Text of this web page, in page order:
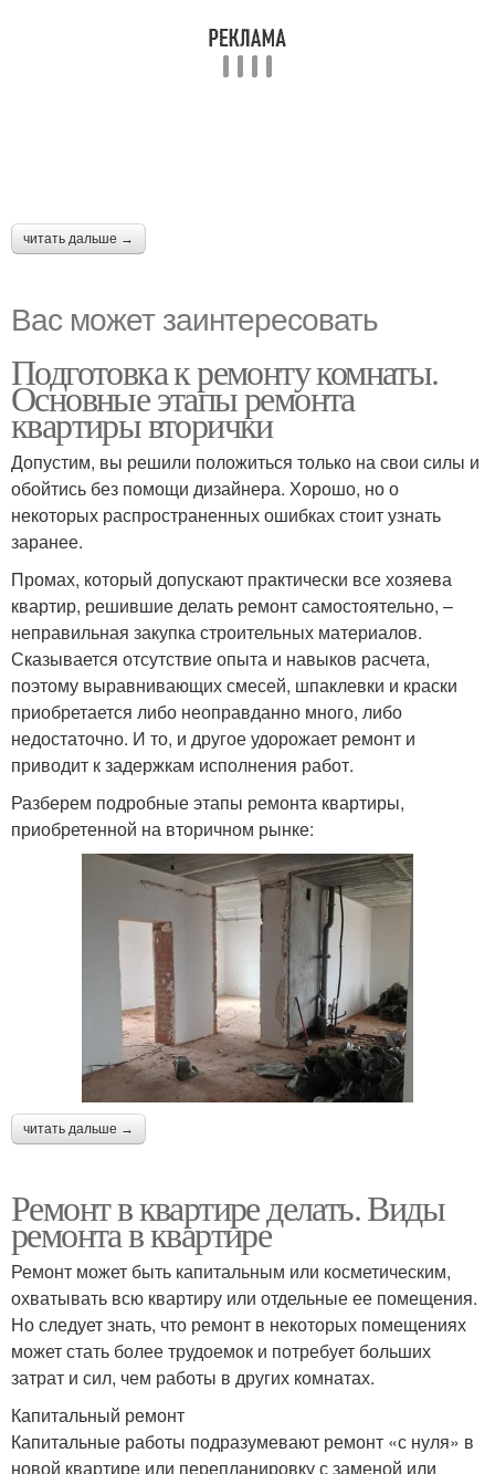
читать дальше →
Вас может заинтересовать
Подготовка к ремонту комнаты.
Основные этапы ремонта
квартиры вторички
Допустим, вы решили положиться только на свои силы и
обойтись без помощи дизайнера. Хорошо, но о
некоторых распространенных ошибках стоит узнать
заранее.
Промах, который допускают практически все хозяева
квартир, решившие делать ремонт самостоятельно, –
неправильная закупка строительных материалов.
Сказывается отсутствие опыта и навыков расчета,
поэтому выравнивающих смесей, шпаклевки и краски
приобретается либо неоправданно много, либо
недостаточно. И то, и другое удорожает ремонт и
приводит к задержкам исполнения работ.
Разберем подробные этапы ремонта квартиры,
приобретенной на вторичном рынке:
читать дальше →
Ремонт в квартире делать. Виды
ремонта в квартире
Ремонт может быть капитальным или косметическим,
охватывать всю квартиру или отдельные ее помещения.
Но следует знать, что ремонт в некоторых помещениях
может стать более трудоемок и потребует больших
затрат и сил, чем работы в других комнатах.
Капитальный ремонт
Капитальные работы подразумевают ремонт «с нуля» в
новой квартире или перепланировку с заменой или